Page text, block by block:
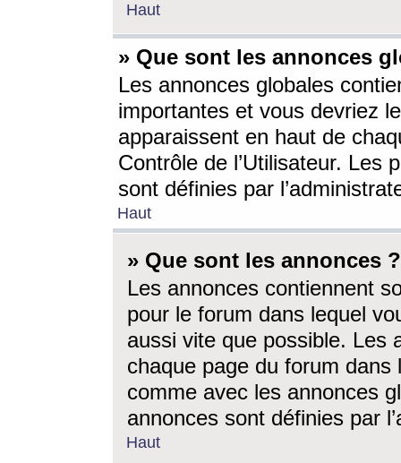
Haut
» Que sont les annonces
Les annonces globales
importantes et vous devriez
apparaissent en haut de
Contrôle de l’Utilisateur. Les
sont définies par
Haut
» Que sont les annonces ?
Les annonces contiennent
pour le forum dans lequel
aussi vite que possible. Les
chaque page du forum dans
comme avec les annonces
annonces sont définies par
Haut